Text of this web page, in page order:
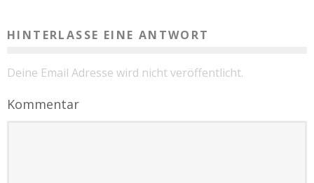
HINTERLASSE EINE ANTWORT
Deine Email Adresse wird nicht veröffentlicht.
Kommentar